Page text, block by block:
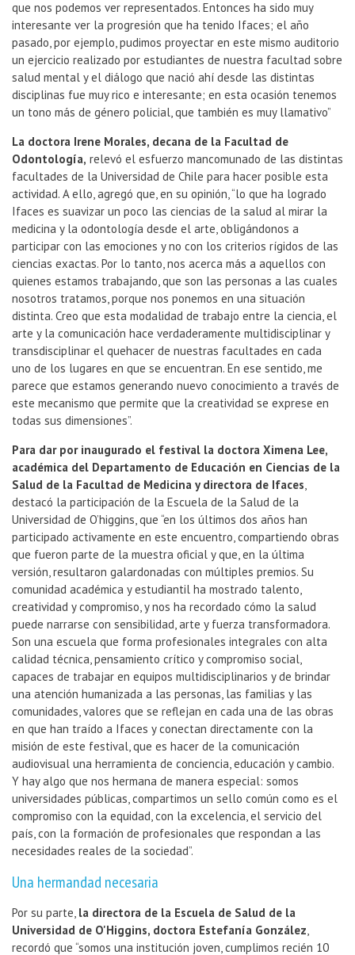
que nos podemos ver representados. Entonces ha sido muy
interesante ver la progresión que ha tenido Ifaces; el año
pasado, por ejemplo, pudimos proyectar en este mismo auditorio
un ejercicio realizado por estudiantes de nuestra facultad sobre
salud mental y el diálogo que nació ahí desde las distintas
disciplinas fue muy rico e interesante; en esta ocasión tenemos
un tono más de género policial, que también es muy llamativo”
La doctora Irene Morales, decana de la Facultad de
Odontología, relevó el esfuerzo mancomunado de las distintas
facultades de la Universidad de Chile para hacer posible esta
actividad. A ello, agregó que, en su opinión, “lo que ha logrado
Ifaces es suavizar un poco las ciencias de la salud al mirar la
medicina y la odontología desde el arte, obligándonos a
participar con las emociones y no con los criterios rígidos de las
ciencias exactas. Por lo tanto, nos acerca más a aquellos con
quienes estamos trabajando, que son las personas a las cuales
nosotros tratamos, porque nos ponemos en una situación
distinta. Creo que esta modalidad de trabajo entre la ciencia, el
arte y la comunicación hace verdaderamente multidisciplinar y
transdisciplinar el quehacer de nuestras facultades en cada
uno de los lugares en que se encuentran. En ese sentido, me
parece que estamos generando nuevo conocimiento a través de
este mecanismo que permite que la creatividad se exprese en
todas sus dimensiones”.
Para dar por inaugurado el festival la doctora Ximena Lee,
académica del Departamento de Educación en Ciencias de la
Salud de la Facultad de Medicina y directora de Ifaces,
destacó la participación de la Escuela de la Salud de la
Universidad de O’higgins, que “en los últimos dos años han
participado activamente en este encuentro, compartiendo obras
que fueron parte de la muestra oficial y que, en la última
versión, resultaron galardonadas con múltiples premios. Su
comunidad académica y estudiantil ha mostrado talento,
creatividad y compromiso, y nos ha recordado cómo la salud
puede narrarse con sensibilidad, arte y fuerza transformadora.
Son una escuela que forma profesionales integrales con alta
calidad técnica, pensamiento crítico y compromiso social,
capaces de trabajar en equipos multidisciplinarios y de brindar
una atención humanizada a las personas, las familias y las
comunidades, valores que se reflejan en cada una de las obras
en que han traído a Ifaces y conectan directamente con la
misión de este festival, que es hacer de la comunicación
audiovisual una herramienta de conciencia, educación y cambio.
Y hay algo que nos hermana de manera especial: somos
universidades públicas, compartimos un sello común como es el
compromiso con la equidad, con la excelencia, el servicio del
país, con la formación de profesionales que respondan a las
necesidades reales de la sociedad”.
Una hermandad necesaria
Por su parte, la directora de la Escuela de Salud de la
Universidad de O'Higgins, doctora Estefanía González,
recordó que “somos una institución joven, cumplimos recién 10